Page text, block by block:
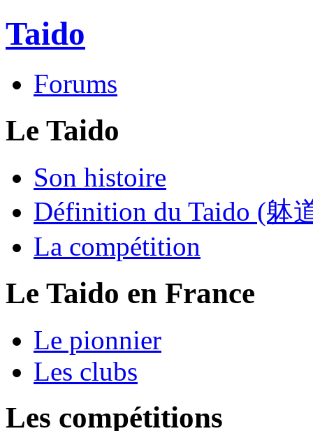
Taido
Forums
Le Taido
Son histoire
Définition du Taido (躰
La compétition
Le Taido en France
Le pionnier
Les clubs
Les compétitions